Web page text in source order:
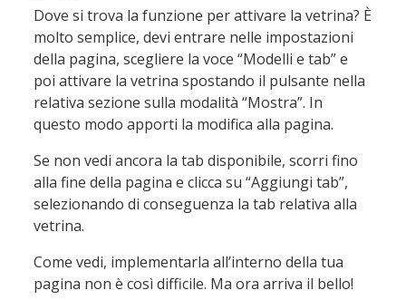
Dove si trova la funzione per attivare la vetrina? È
molto semplice, devi entrare nelle impostazioni
della pagina, scegliere la voce “Modelli e tab” e
poi attivare la vetrina spostando il pulsante nella
relativa sezione sulla modalità “Mostra”. In
questo modo apporti la modifica alla pagina.
Se non vedi ancora la tab disponibile, scorri fino
alla fine della pagina e clicca su “Aggiungi tab”,
selezionando di conseguenza la tab relativa alla
vetrina.
Come vedi, implementarla all’interno della tua
pagina non è così difficile. Ma ora arriva il bello!